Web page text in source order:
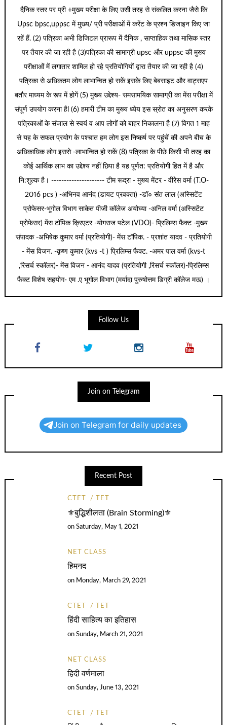
दैनिक स्तर पर प्री +मुख्य परीक्षा के लिए उसी तरह से संकलित करना जैसे कि
Upsc bpsc,uppsc में मुख्य/ प्री परीक्षाओं में करेंट के प्रश्न डिजाइन किए जा
रहें हैं. (2) पत्रिका अभी डिजिटल प्रारूप में दैनिक , साप्ताहिक तथा मासिक स्तर
पर तैयार की जा रही है (3)पत्रिका की सामाग्री upsc और uppsc की मुख्य
परीक्षाओं में लगातार शामिल हो रहे प्रतियोगियों द्वारा तैयार की जा रही है (4)
पत्रिका से अधिकतम लोग लाभान्वित हो सकें इसके लिए बेबसाइट और वाट्सएप
बतौर माध्यम के रूप में होगें (5) मुख्य उद्देश्य- समसामयिक सामाग्री का मेंस परीक्षा में
संपूर्ण उपयोग करना हैl (6) हमारी टीम का मुख्य ध्येय इस स्रोत का अनुसरण करके
पत्रिकाओं के संजाल से स्वयं व आप लोगों को बाहर निकालना है (7) विगत 1 माह
से यह के सफल प्रयोग के पश्चात हम लोग इस निष्कर्ष पर पहुंचें की अपने बीच के
अधिकाधिक लोग इससे -लाभान्वित हो सकें (8) पत्रिका के पीछे किसी भी तरह का
कोई आर्थिक लाभ का उद्देश्य नहीं छिपा है यह पूर्णत: प्रतियोगी हित में है और
नि:शुल्क है। --------------------- टीम रूद्रा - मुख्य मेंटर - वीरेेस वर्मा (T.O-
2016 pcs ) -अभिनव आनंद (डायट प्रवक्ता) -डॉ० संत लाल (अस्सिटेंट
प्रोफेसर-भूगोल विभाग साकेत पीजी कॉलेज अयोघ्या -अनिल वर्मा (अस्सिटेंट
प्रोफेसर) मेंस टॉपिक क्रिएटर -योगराज पटेल (VDO)- प्रिलिम्स फैक्ट -मुख्य
संपादक -अभिषेक कुमार वर्मा (प्रतियोगी)- मेंस टॉपिक. - प्रशांत यादव - प्रतियोगी
- मेंस विजन. -कृष्ण कुमार (kvs -t ) प्रिलिम्स फैक्ट. -अमर पाल वर्मा (kvs-t
,रिसर्च स्कॉलर)- मेंस विजन - आनंद यादव (प्रतियोगी ,रिसर्च स्कॉलर)-प्रिलिम्स
फैक्ट विशेष सहयोग- एम .ए भूगोल विभाग (मर्यादा पुरुषोत्तम डिग्री कॉलेज मऊ) ।
Follow Us
Join on Telegram
Join on Telegram for daily updates
Recent Post
CTET TET
⚜️बुद्धिशीलता (Brain Storming)⚜️
onSaturday, May 1, 2021
NET CLASS
हिमनद
on Monday, March 29, 2021
CTET TET
हिंदी साहित्य का इतिहास
onSunday, March 21, 2021
NET CLASS
हिदी वर्णमाला
onSunday, June 13, 2021
CTET TET